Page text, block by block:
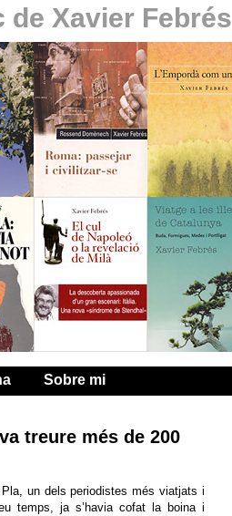
de Xavier Febrés
Sobre mi
treure més de 200
Pla, un dels periodistes més viatjats i
temps, ja s’havia cofat la boina i